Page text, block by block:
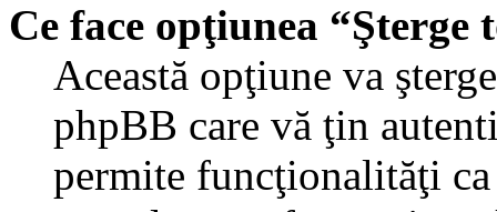
Ce face opţiunea
Această opţiune va
phpBB care vă ţin
permite funcţionalităţi